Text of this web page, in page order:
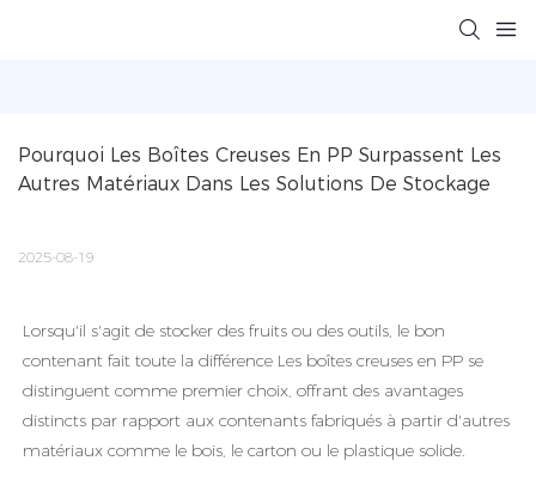
Pourquoi Les Boîtes Creuses En PP Surpassent Les
Autres Matériaux Dans Les Solutions De Stockage
2025-08-19
Lorsqu'il s'agit de stocker des fruits ou des outils, le bon
contenant fait toute la différence Les boîtes creuses en PP se
distinguent comme premier choix, offrant des avantages
distincts par rapport aux contenants fabriqués à partir d'autres
matériaux comme le bois, le carton ou le plastique solide.